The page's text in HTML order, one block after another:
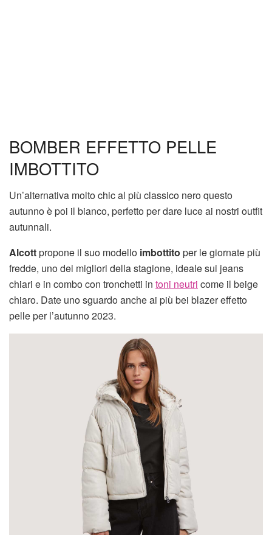
BOMBER EFFETTO PELLE
IMBOTTITO
Un’alternativa molto chic al più classico nero questo
autunno è poi il bianco, perfetto per dare luce ai nostri outfit
autunnali.
Alcottpropone il suo modello imbottito per le giornate più
fredde, uno dei migliori della stagione, ideale sui jeans
chiari e in combo con tronchetti in toni neutri come il beige
chiaro. Date uno sguardo anche ai più bei blazer effetto
pelle per l’autunno 2023.